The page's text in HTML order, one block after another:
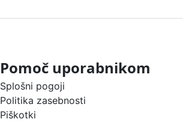
Pomoč uporabnikom
Splošni pogoji
Politika zasebnosti
Piškotki